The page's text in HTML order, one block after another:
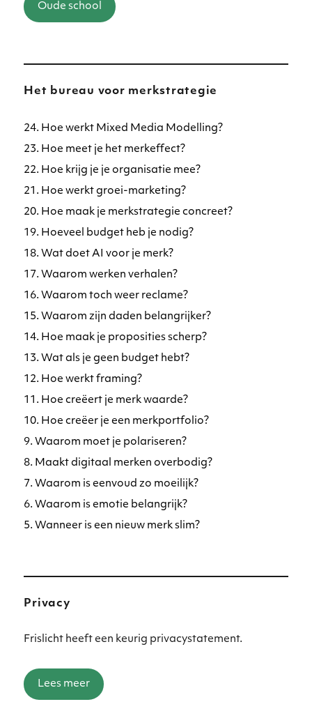
Oude school
Het bureau voor merkstrategie
24. Hoe werkt Mixed Media Modelling?
23. Hoe meet je het merkeffect?
22. Hoe krijg je je organisatie mee?
21. Hoe werkt groei-marketing?
20. Hoe maak je merkstrategie concreet?
19. Hoeveel budget heb je nodig?
18. Wat doet AI voor je merk?
17. Waarom werken verhalen?
16. Waarom toch weer reclame?
15. Waarom zijn daden belangrijker?
14. Hoe maak je proposities scherp?
13. Wat als je geen budget hebt?
12. Hoe werkt framing?
11. Hoe creëert je merk waarde?
10. Hoe creëer je een merkportfolio?
9. Waarom moet je polariseren?
8. Maakt digitaal merken overbodig?
7. Waarom is eenvoud zo moeilijk?
6. Waarom is emotie belangrijk?
5. Wanneer is een nieuw merk slim?
Privacy
Frislicht heeft een keurig privacystatement.
Lees meer